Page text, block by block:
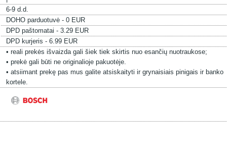
6-9 d.d.
DOHO parduotuvė - 0 EUR
DPD paštomatai - 3.29 EUR
DPD kurjeris - 6.99 EUR
• reali prekės išvaizda gali šiek tiek skirtis nuo esančių nuotraukose;
• prekė gali būti ne originalioje pakuotėje.
• atsiimant prekę pas mus galite atsiskaityti ir grynaisiais pinigais ir banko
kortele.